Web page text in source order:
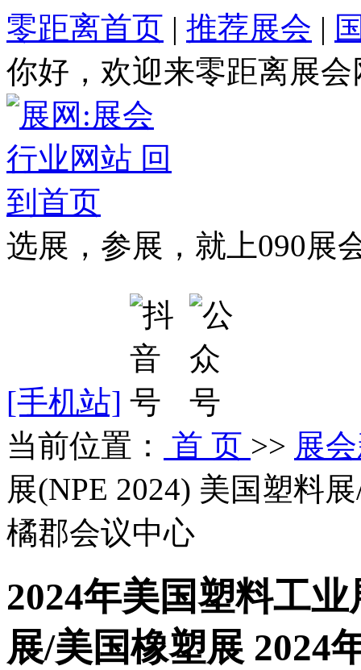
零距离首页 | 推荐展会 |
你好，欢迎来零距离展
选展，参展，就上090展
[手机站]
当前位置 ： 首 页 >> 展
展(NPE 2024) 美国塑料
橘郡会议中心
2024年美国塑料工
展/美国橡塑展 2024